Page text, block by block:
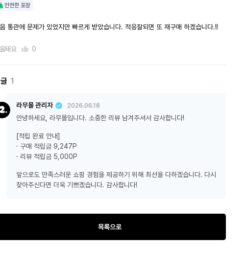
안전한 포장
통관에 문제가 있었지만 빠르게 받았습니다. 적응잘되면 또 재구매 하겠습니다.!!
돼요 0
1
라무몰 관리자 2026.06.18
안녕하세요, 라무몰입니다. 소중한 리뷰 남겨주셔서 감사합니다!
[적립 완료 안내]
· 구매 적립금 9,247P
· 리뷰 적립금 5,000P
앞으로도 만족스러운 쇼핑 경험을 제공하기 위해 최선을 다하겠습니다. 다시
찾아주신다면 더욱 기쁘겠습니다. 감사합니다!
목록으로